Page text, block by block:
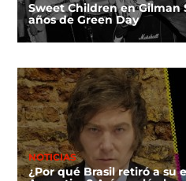
Sweet Children en Gilman
años de Green Day
NOTICIAS
¿Por qué Brasil retiró a su